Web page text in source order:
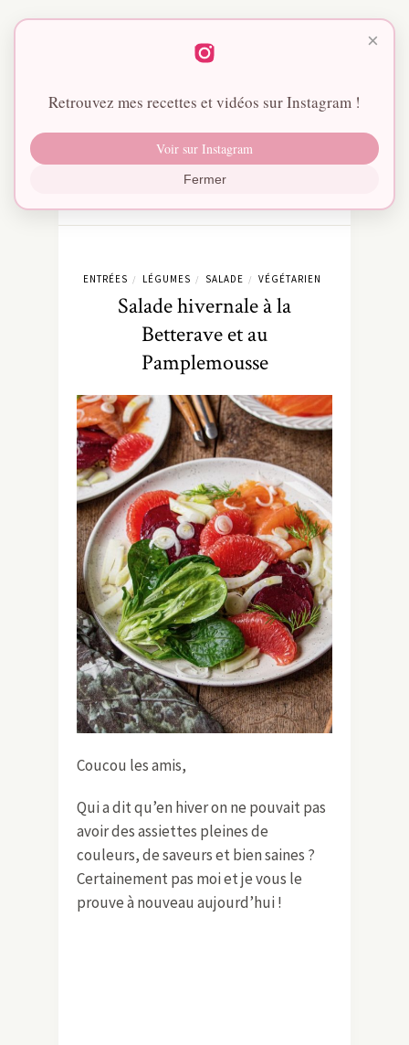
ENTRÉES / LÉGUMES / SALADE / VÉGÉTARIEN
Salade hivernale à la
Betterave et au
Pamplemousse
Coucou les amis,
Qui a dit qu’en hiver on ne pouvait pas
avoir des assiettes pleines de
couleurs, de saveurs et bien saines ?
Certainement pas moi et je vous le
prouve à nouveau aujourd’hui !
×
Retrouvez mes recettes et vidéos sur Instagram !
Voir sur Instagram
Fermer